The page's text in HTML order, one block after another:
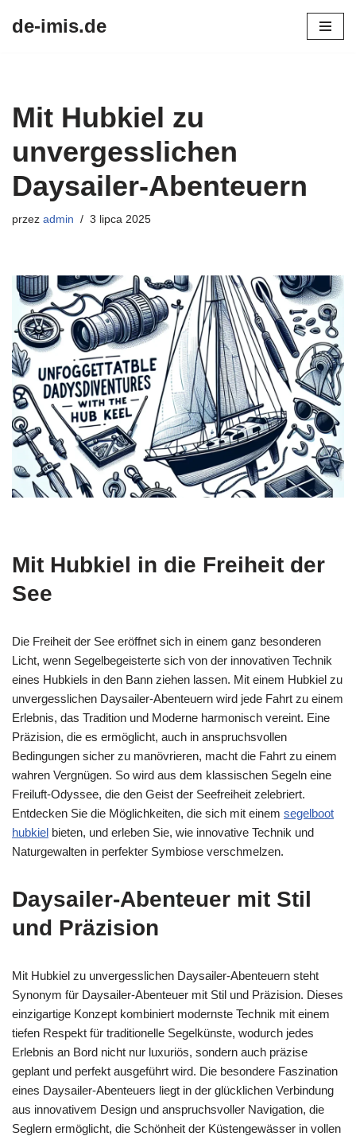
de-imis.de
Mit Hubkiel zu
unvergesslichen
Daysailer-Abenteuern
przez admin 3 lipca 2025
Mit Hubkiel in die Freiheit der
See
Die Freiheit der See eröffnet sich in einem ganz besonderen
Licht, wenn Segelbegeisterte sich von der innovativen Technik
eines Hubkiels in den Bann ziehen lassen. Mit einem Hubkiel zu
unvergesslichen Daysailer-Abenteuern wird jede Fahrt zu einem
Erlebnis, das Tradition und Moderne harmonisch vereint. Eine
Präzision, die es ermöglicht, auch in anspruchsvollen
Bedingungen sicher zu manövrieren, macht die Fahrt zu einem
wahren Vergnügen. So wird aus dem klassischen Segeln eine
Freiluft-Odyssee, die den Geist der Seefreiheit zelebriert.
Entdecken Sie die Möglichkeiten, die sich mit einem segelboot
hubkiel bieten, und erleben Sie, wie innovative Technik und
Naturgewalten in perfekter Symbiose verschmelzen.
Daysailer-Abenteuer mit Stil
und Präzision
Mit Hubkiel zu unvergesslichen Daysailer-Abenteuern steht
Synonym für Daysailer-Abenteuer mit Stil und Präzision. Dieses
einzigartige Konzept kombiniert modernste Technik mit einem
tiefen Respekt für traditionelle Segelkünste, wodurch jedes
Erlebnis an Bord nicht nur luxuriös, sondern auch präzise
geplant und perfekt ausgeführt wird. Die besondere Faszination
eines Daysailer-Abenteuers liegt in der glücklichen Verbindung
aus innovativem Design und anspruchsvoller Navigation, die
Seglern ermöglicht, die Schönheit der Küstengewässer in vollen